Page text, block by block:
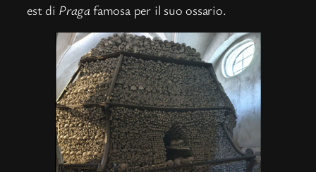
est di Pragafamosa per il suo ossario.